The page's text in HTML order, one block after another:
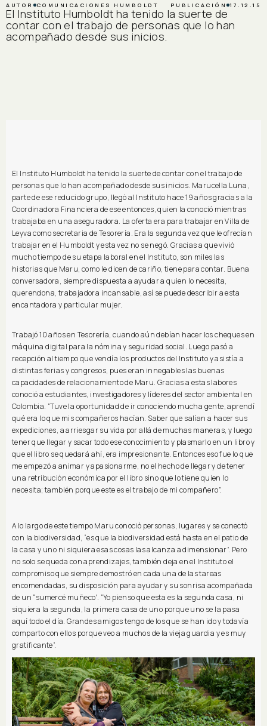
AUTOR COMUNICACIONES HUMBOLDT PUBLICACIÓN 17.12.15
El Instituto Humboldt ha tenido la suerte de
contar con el trabajo de personas que lo han
acompañado desde sus inicios.
El Instituto Humboldt ha tenido la suerte de contar con el trabajo de
personas que lo han acompañado desde sus inicios. Marucella Luna,
parte de ese reducido grupo, llegó al Instituto hace 19 años gracias a la
Coordinadora Financiera de ese entonces, quien la conoció mientras
trabajaba en una aseguradora. La oferta era para trabajar en Villa de
Leyva como secretaria de Tesorería. Era la segunda vez que le ofrecían
trabajar en el Humboldt y esta vez no se negó. Gracias a que vivió
mucho tiempo de su etapa laboral en el Instituto, son miles las
historias que Maru, como le dicen de cariño, tiene para contar. Buena
conversadora, siempre dispuesta a ayudar a quien lo necesita,
querendona, trabajadora incansable, así se puede describir a esta
encantadora y particular mujer.
Trabajó 10 años en Tesorería, cuando aún debían hacer los cheques en
máquina digital para la nómina y seguridad social. Luego pasó a
recepción al tiempo que vendía los productos del Instituto y asistía a
distintas ferias y congresos, pues eran innegables las buenas
capacidades de relacionamiento de Maru. Gracias a estas labores
conoció a estudiantes, investigadores y líderes del sector ambiental en
Colombia. “Tuve la oportunidad de ir conociendo mucha gente, aprendí
qué era lo que mis compañeros hacían. Saber que salían a hacer sus
expediciones, a arriesgar su vida por allá de muchas maneras, y luego
tener que llegar y sacar todo ese conocimiento y plasmarlo en un libro y
que el libro se quedará ahí, era impresionante. Entonces eso fue lo que
me empezó a animar y apasionarme, no el hecho de llegar y de tener
una retribución económica por el libro sino que lo tiene quien lo
necesita; también porque este es el trabajo de mi compañero”.
A lo largo de este tiempo Maru conoció personas, lugares y se conectó
con la biodiversidad, “es que la biodiversidad está hasta en el patio de
la casa y uno ni siquiera esas cosas las alcanza a dimensionar”. Pero
no solo se queda con aprendizajes, también deja en el Instituto el
compromiso que siempre demostró en cada una de las tareas
encomendadas, su disposición para ayudar y su sonrisa acompañada
de un “sumercé muñeco”. “Yo pienso que esta es la segunda casa, ni
siquiera la segunda, la primera casa de uno porque uno se la pasa
aquí todo el día. Grandes amigos tengo de los que se han ido y todavía
comparto con ellos porque veo a muchos de la vieja guardia y es muy
gratificante”.